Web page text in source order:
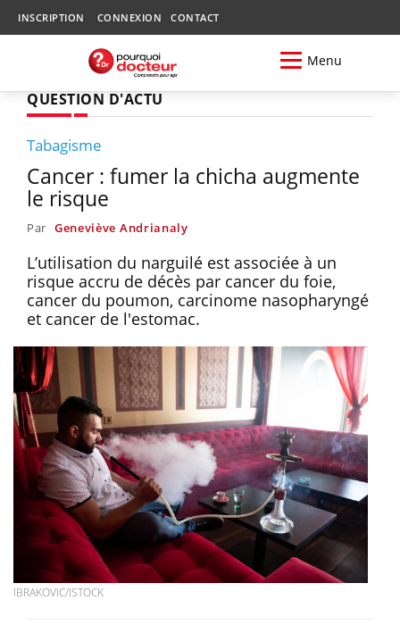
INSCRIPTION CONNEXION CONTACT
Menu
QUESTION D'ACTU
Tabagisme
Cancer : fumer la chicha augmente
le risque
Par Geneviève Andrianaly
L’utilisation du narguilé est associée à un
risque accru de décès par cancer du foie,
cancer du poumon, carcinome nasopharyngé
et cancer de l'estomac.
IBRAKOVIC/ISTOCK